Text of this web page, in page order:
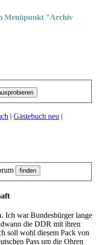
Menüpunkt "Archiv
| Gästebuch neu |
Ich war Bundesbürger lange
die DDR mit ihren
soll wohl diesem Pack von
Pass um die Ohren